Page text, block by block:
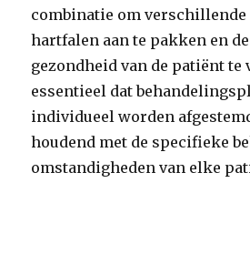
combinatie om verschillende
hartfalen aan te pakken en
gezondheid van de patiënt te
essentieel dat
individueel worden
houdend met de specifieke
omstandigheden van elke